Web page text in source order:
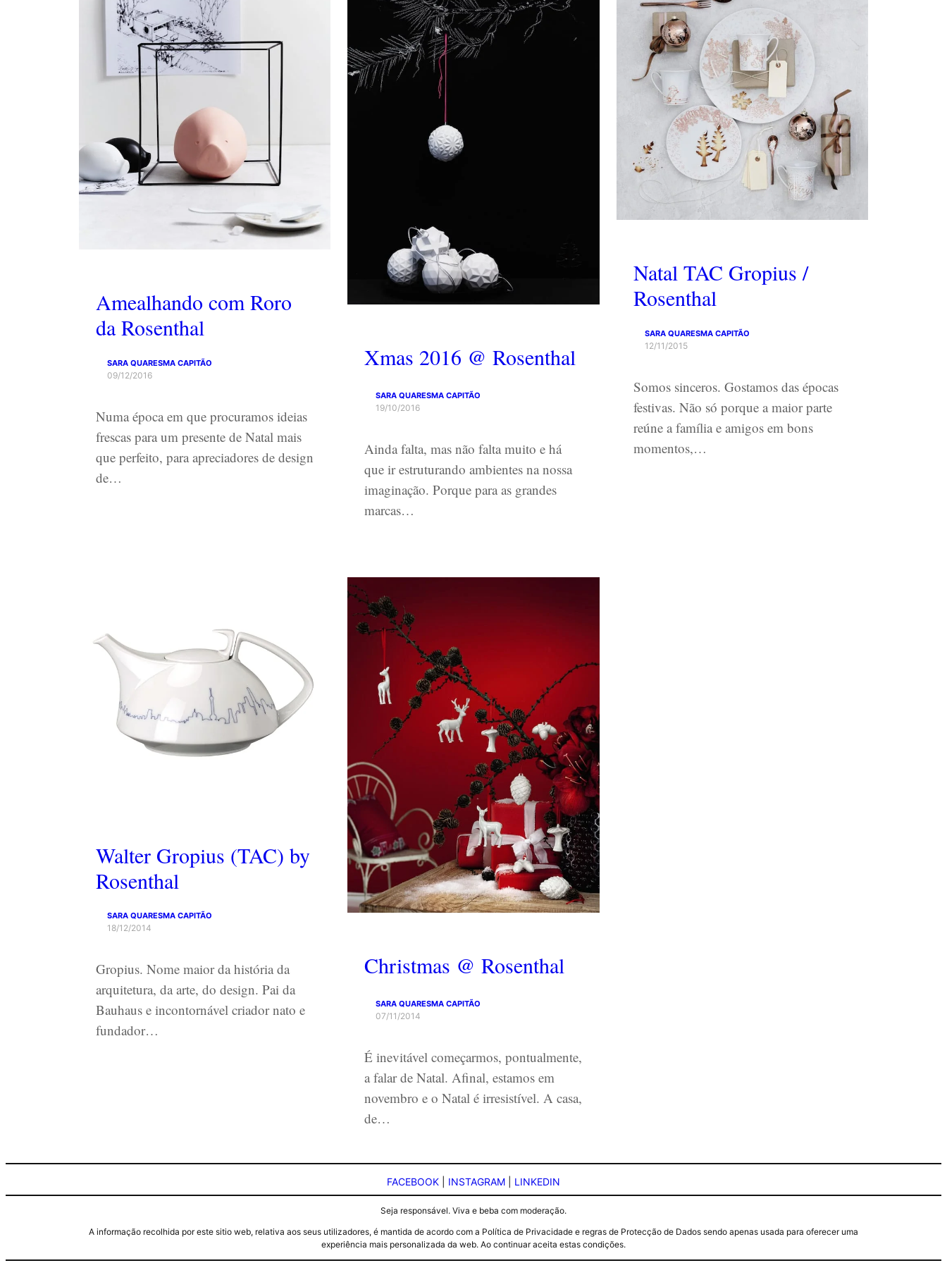
Amealhando com Roro
da Rosenthal
SARA QUARESMA CAPITÃO
09/12/2016
Numa época em que procuramos ideias
frescas para um presente de Natal mais
que perfeito, para apreciadores de design
de…
Xmas 2016 @ Rosenthal
SARA QUARESMA CAPITÃO
19/10/2016
Ainda falta, mas não falta muito e há
que ir estruturando ambientes na nossa
imaginação. Porque para as grandes
marcas…
Natal TAC Gropius /
Rosenthal
SARA QUARESMA CAPITÃO
12/11/2015
Somos sinceros. Gostamos das épocas
festivas. Não só porque a maior parte
reúne a família e amigos em bons
momentos,…
Walter Gropius (TAC) by
Rosenthal
SARA QUARESMA CAPITÃO
18/12/2014
Gropius. Nome maior da história da
arquitetura, da arte, do design. Pai da
Bauhaus e incontornável criador nato e
fundador…
Christmas @ Rosenthal
SARA QUARESMA CAPITÃO
07/11/2014
É inevitável começarmos, pontualmente,
a falar de Natal. Afinal, estamos em
novembro e o Natal é irresistível. A casa,
de…
FACEBOOK INSTAGRAM LINKEDIN
Seja responsável. Viva e beba com moderação.
A informação recolhida por este sitio web, relativa aos seus utilizadores, é mantida de acordo com a Política de Privacidade e regras de Protecção de Dados sendo apenas usada para oferecer uma
experiência mais personalizada da web. Ao continuar aceita estas condições.